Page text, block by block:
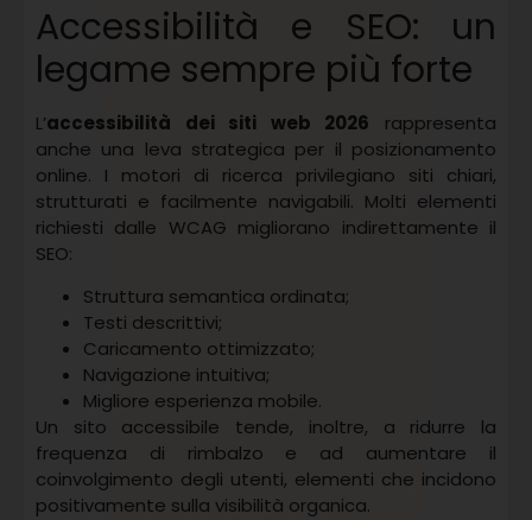
Accessibilità e SEO: un
legame sempre più forte
L’accessibilità dei siti web 2026 rappresenta
anche una leva strategica per il posizionamento
online. I motori di ricerca privilegiano siti chiari,
strutturati e facilmente navigabili. Molti elementi
richiesti dalle WCAG migliorano indirettamente il
SEO:
Struttura semantica ordinata;
Testi descrittivi;
Caricamento ottimizzato;
Navigazione intuitiva;
Migliore esperienza mobile.
Un sito accessibile tende, inoltre, a ridurre la
frequenza di rimbalzo e ad aumentare il
coinvolgimento degli utenti, elementi che incidono
positivamente sulla visibilità organica.